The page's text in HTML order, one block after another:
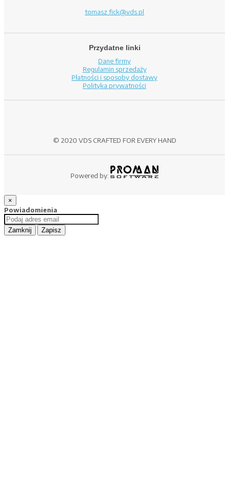
tomasz.fick@vds.pl
Przydatne linki
Dane firmy
Regulamin sprzedaży
Płatności i sposoby dostawy
Polityka prywatności
© 2020 VDS CRAFTED FOR EVERY HAND
Powered by:
×
Powiadomienia
Zamknij Zapisz